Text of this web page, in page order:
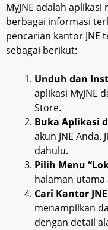
MyJNE adalah
berbagai informasi
pencarian kantor JNE
sebagai berikut:
Unduh dan
aplikasi MyJNE
Store.
Buka Aplikasi
akun JNE
dahulu.
Pilih Menu
halaman utama
Cari Kantor
menampilkan
dengan detail